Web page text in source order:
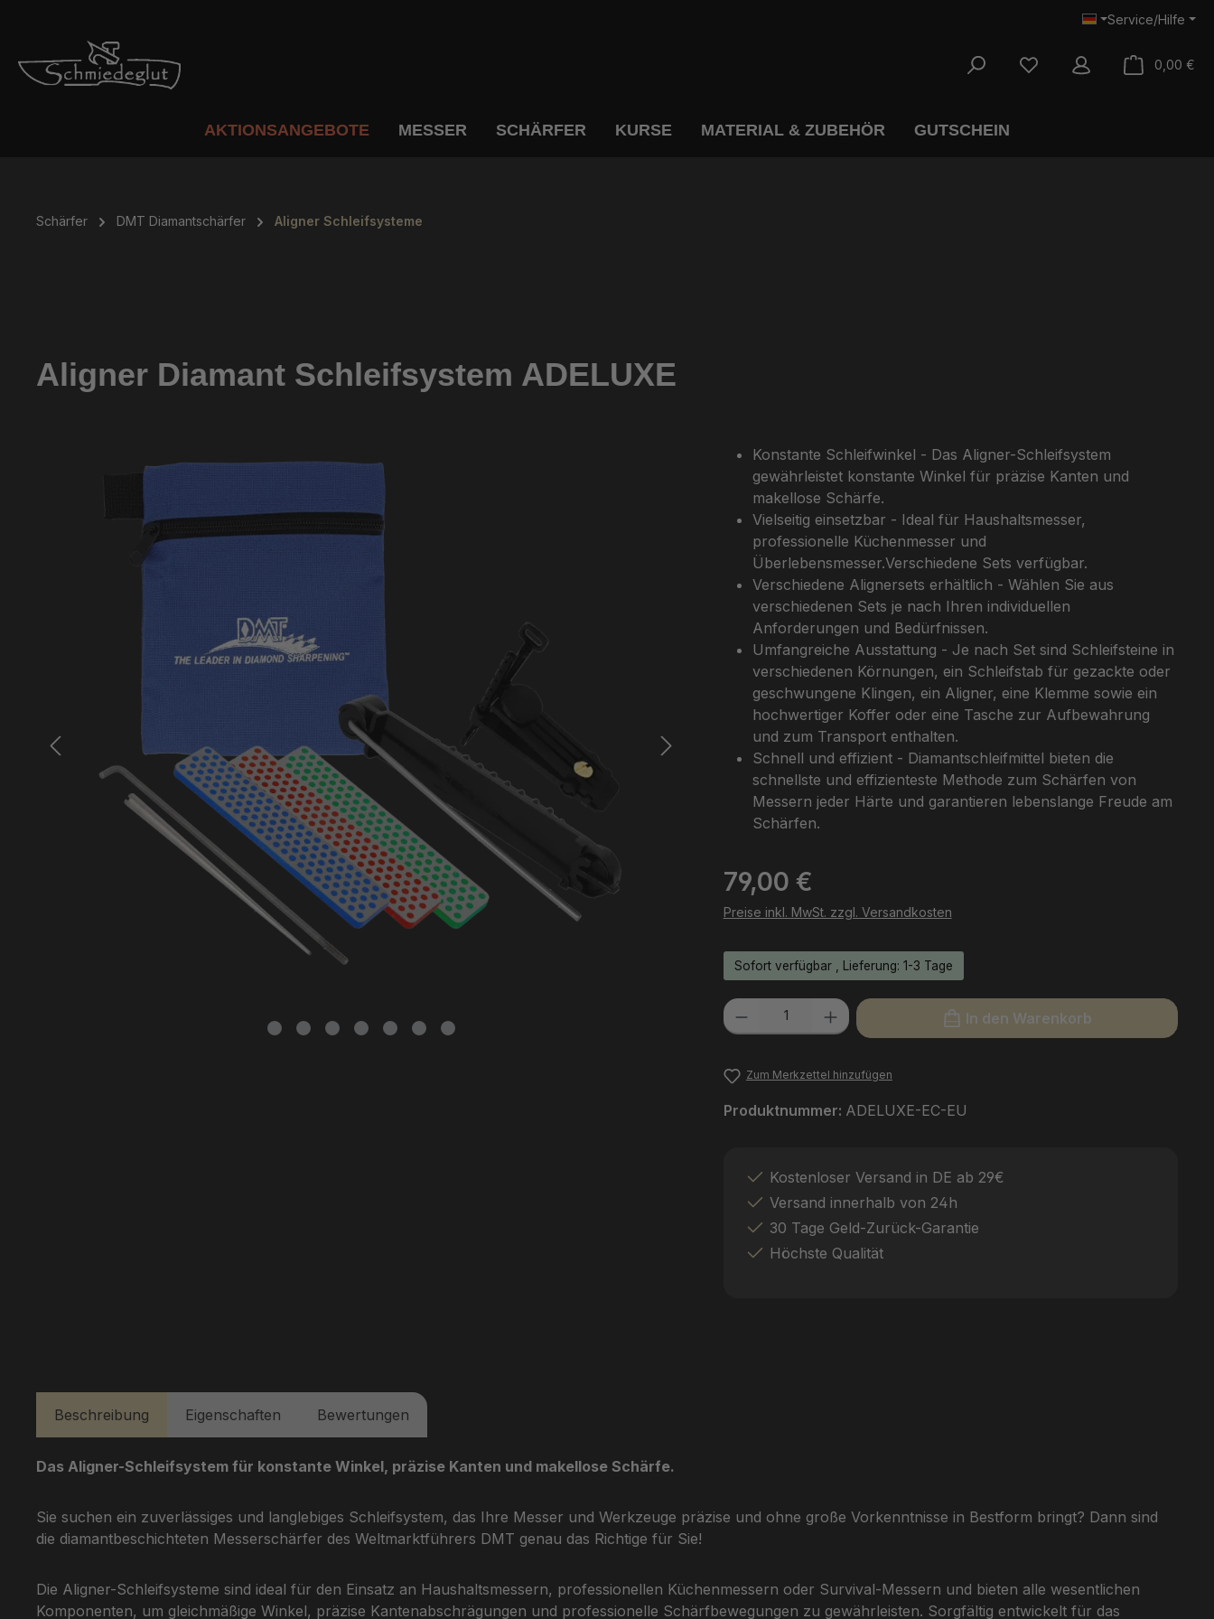
Service/Hilfe
0,00 €
AKTIONSANGEBOTE MESSER SCHÄRFER KURSE MATERIAL & ZUBEHÖR GUTSCHEIN
Schärfer DMT Diamantschärfer Aligner Schleifsysteme
Aligner Diamant Schleifsystem ADELUXE
Konstante Schleifwinkel - Das Aligner-Schleifsystem
gewährleistet konstante Winkel für präzise Kanten und
makellose Schärfe.
Vielseitig einsetzbar - Ideal für Haushaltsmesser,
professionelle Küchenmesser und
Überlebensmesser.Verschiedene Sets verfügbar.
Verschiedene Alignersets erhältlich - Wählen Sie aus
verschiedenen Sets je nach Ihren individuellen
Anforderungen und Bedürfnissen.
Umfangreiche Ausstattung - Je nach Set sind Schleifsteine in
verschiedenen Körnungen, ein Schleifstab für gezackte oder
geschwungene Klingen, ein Aligner, eine Klemme sowie ein
hochwertiger Koffer oder eine Tasche zur Aufbewahrung
und zum Transport enthalten.
Schnell und effizient - Diamantschleifmittel bieten die
schnellste und effizienteste Methode zum Schärfen von
Messern jeder Härte und garantieren lebenslange Freude am
Schärfen.
Regulärer Preis:
79,00 €
Preise inkl. MwSt. zzgl. Versandkosten
Sofort verfügbar , Lieferung: 1-3 Tage
Produkt Anzahl: Gib den gewünschten Wert ein oder benutze die Schaltflächen
In den Warenkorb
Zum Merkzettel hinzufügen
Produktnummer: ADELUXE-EC-EU
Kostenloser Versand in DE ab 29€
Versand innerhalb von 24h
30 Tage Geld-Zurück-Garantie
Höchste Qualität
Beschreibung Eigenschaften Bewertungen
Das Aligner-Schleifsystem für konstante Winkel, präzise Kanten und makellose Schärfe.
Sie suchen ein zuverlässiges und langlebiges Schleifsystem, das Ihre Messer und Werkzeuge präzise und ohne große Vorkenntnisse in Bestform bringt? Dann sind
die diamantbeschichteten Messerschärfer des Weltmarktführers DMT genau das Richtige für Sie!
Die Aligner-Schleifsysteme sind ideal für den Einsatz an Haushaltsmessern, professionellen Küchenmessern oder Survival-Messern und bieten alle wesentlichen
Komponenten, um gleichmäßige Winkel, präzise Kantenabschrägungen und professionelle Schärfbewegungen zu gewährleisten. Sorgfältig entwickelt für das